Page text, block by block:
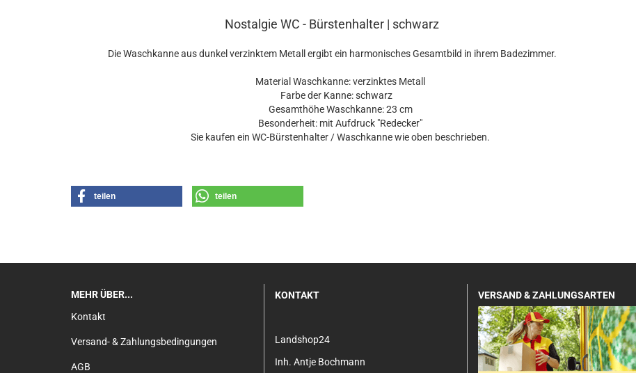
Nostalgie WC - Bürstenhalter | schwarz
Die Waschkanne aus dunkel verzinktem Metall ergibt ein harmonisches Gesamtbild in ihrem Badezimmer.
Material Waschkanne: verzinktes Metall
Farbe der Kanne: schwarz
Gesamthöhe Waschkanne: 23 cm
Besonderheit: mit Aufdruck "Redecker"
Sie kaufen ein WC-Bürstenhalter / Waschkanne wie oben beschrieben.
teilen teilen
MEHR ÜBER...
Kontakt
Versand- & Zahlungsbedingungen
AGB
KONTAKT
Landshop24
Inh. Antje Bochmann
VERSAND & ZAHLUNGSARTEN